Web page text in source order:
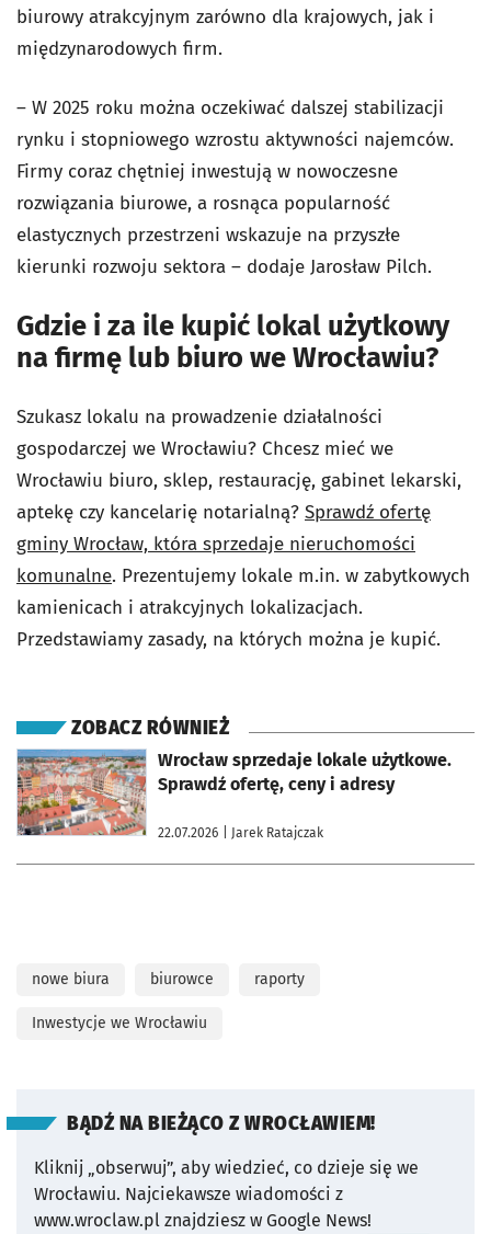
biurowy atrakcyjnym zarówno dla krajowych, jak i
międzynarodowych firm.
– W 2025 roku można oczekiwać dalszej stabilizacji
rynku i stopniowego wzrostu aktywności najemców.
Firmy coraz chętniej inwestują w nowoczesne
rozwiązania biurowe, a rosnąca popularność
elastycznych przestrzeni wskazuje na przyszłe
kierunki rozwoju sektora – dodaje Jarosław Pilch.
Gdzie i za ile kupić lokal użytkowy
na firmę lub biuro we Wrocławiu?
Szukasz lokalu na prowadzenie działalności
gospodarczej we Wrocławiu? Chcesz mieć we
Wrocławiu biuro, sklep, restaurację, gabinet lekarski,
aptekę czy kancelarię notarialną? Sprawdź ofertę
gminy Wrocław, która sprzedaje nieruchomości
komunalne. Prezentujemy lokale m.in. w zabytkowych
kamienicach i atrakcyjnych lokalizacjach.
Przedstawiamy zasady, na których można je kupić.
ZOBACZ RÓWNIEŻ
Wrocław sprzedaje lokale użytkowe.
Sprawdź ofertę, ceny i adresy
22.07.2026 | Jarek Ratajczak
otworzy się w nowej karcie
nowe biura biurowce raporty
Inwestycje we Wrocławiu
BĄDŹ NA BIEŻĄCO Z WROCŁAWIEM!
Kliknij „obserwuj”, aby wiedzieć, co dzieje się we
Wrocławiu. Najciekawsze wiadomości z
www.wroclaw.pl znajdziesz w Google News!